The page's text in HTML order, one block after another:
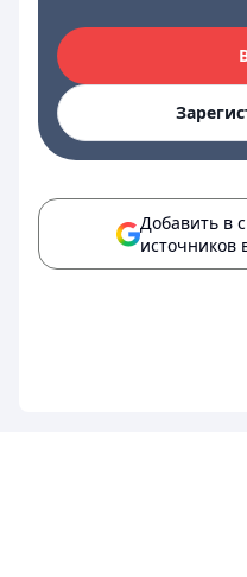
Добавить в
источников